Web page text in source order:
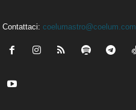
Contattaci: coelumastro@coelum.com